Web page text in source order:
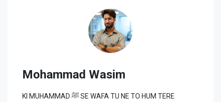
Mohammad Wasim
KI MUHAMMAD ﷺ SE WAFA TU NE TO HUM TERE